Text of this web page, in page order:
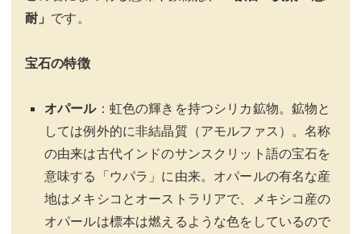
耐」 です。
宝石の特徴
オパール：虹色の輝きを持つシリカ鉱物。鉱物と
しては例外的に非結晶質（アモルファス）。名称
の由来は古代インドのサンスクリット語の宝石を
意味する「ウパラ」に由来。オパールの有名な産
地はメキシコとオーストラリアで、メキシコ産の
オパールは標本は燃えるような色をしているので